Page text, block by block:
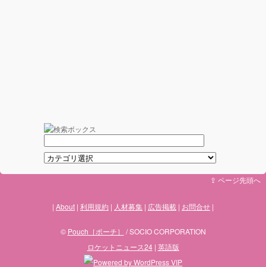
⇪ ページ先頭へ
About 利用規約 人材募集 広告掲載 お問合せ
© Pouch［ポーチ］
/ SOCIO CORPORATION
ロケットニュース24| 英語版